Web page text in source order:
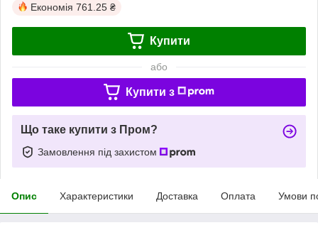
Економія 761.25 ₴
Купити
або
Купити з
Що таке купити з Пром?
Замовлення під захистом
Опис Характеристики Доставка Оплата Умови